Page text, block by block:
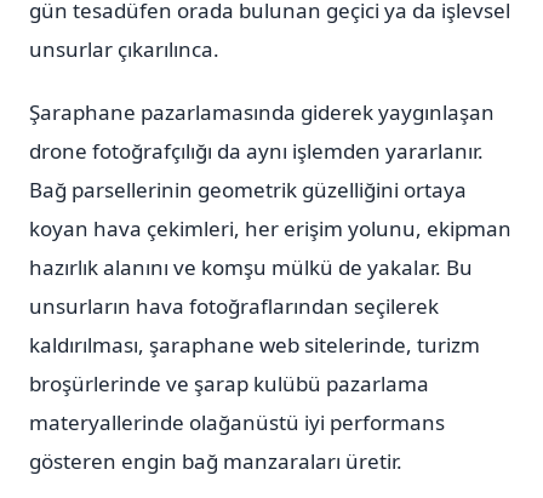
gün tesadüfen orada bulunan geçici ya da işlevsel
unsurlar çıkarılınca.
Şaraphane pazarlamasında giderek yaygınlaşan
drone fotoğrafçılığı da aynı işlemden yararlanır.
Bağ parsellerinin geometrik güzelliğini ortaya
koyan hava çekimleri, her erişim yolunu, ekipman
hazırlık alanını ve komşu mülkü de yakalar. Bu
unsurların hava fotoğraflarından seçilerek
kaldırılması, şaraphane web sitelerinde, turizm
broşürlerinde ve şarap kulübü pazarlama
materyallerinde olağanüstü iyi performans
gösteren engin bağ manzaraları üretir.